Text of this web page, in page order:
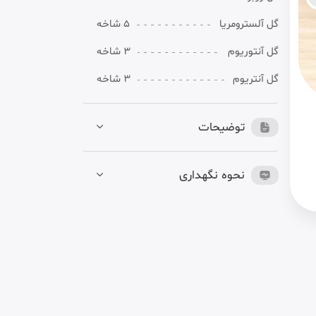
گل آلسترومریا
5 شاخه
گل آنتوریوم
3 شاخه
گل آنتریوم
3 شاخه
توضیحات
نحوه نگهداری